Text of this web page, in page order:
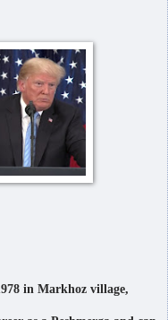
in Markhoz village,